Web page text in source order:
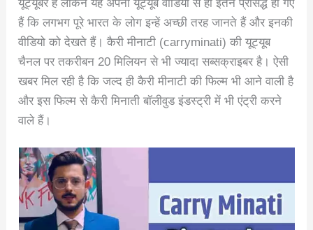
यूट्यूबर है लेकिन यह अपनी यूट्यूब वीडियो से ही इतने प्रसिद्ध हो गए
हैं कि लगभग पूरे भारत के लोग इन्हें अच्छी तरह जानते हैं और इनकी
वीडियो को देखते हैं। कैरी मीनाटी (carryminati) की यूट्यूब
चैनल पर तकरीबन 20 मिलियन से भी ज्यादा सब्सक्राइबर है। ऐसी
खबर मिल रही है कि जल्द ही कैरी मीनाटी की फिल्म भी आने वाली है
और इस फिल्म से कैरी मिनाती बॉलीवुड इंडस्ट्री में भी एंट्री करने
वाले हैं।